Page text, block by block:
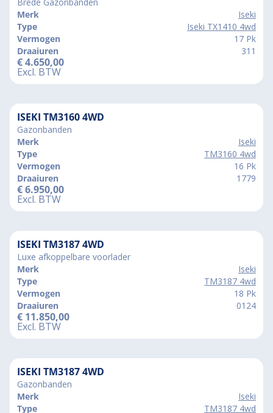
Brede Gazonbanden
Merk
Iseki
Type
Iseki TX1410 4wd
Vermogen
17 Pk
Draaiuren
311
€4.650,00
Excl. BTW
ISEKI TM3160 4WD
Gazonbanden
Merk
Iseki
Type
TM3160 4wd
Vermogen
16 Pk
Draaiuren
1779
€6.950,00
Excl. BTW
ISEKI TM3187 4WD
Luxe afkoppelbare voorlader
Merk
Iseki
Type
TM3187 4wd
Vermogen
18 Pk
Draaiuren
0124
€ 11.850,00
Excl. BTW
ISEKI TM3187 4WD
Gazonbanden
Merk
Iseki
Type
TM3187 4wd